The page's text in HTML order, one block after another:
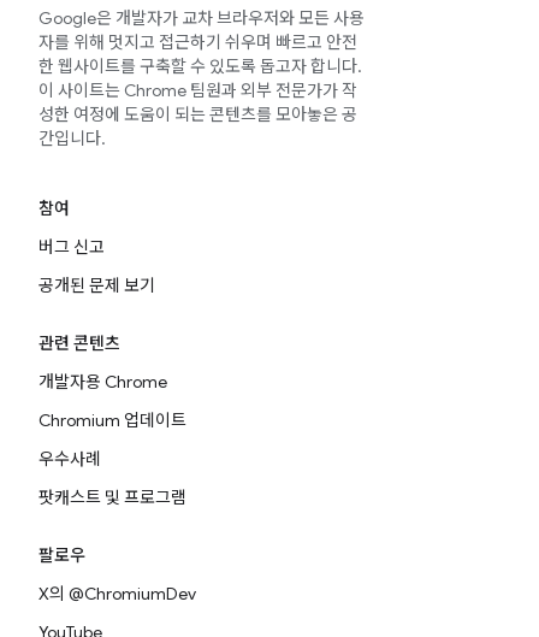
Google은 개발자가 교차 브라우저와 모든 사용
자를 위해 멋지고 접근하기 쉬우며 빠르고 안전
한 웹사이트를 구축할 수 있도록 돕고자 합니다.
이 사이트는 Chrome 팀원과 외부 전문가가 작
성한 여정에 도움이 되는 콘텐츠를 모아놓은 공
간입니다.
참여
버그 신고
공개된 문제 보기
관련 콘텐츠
개발자용 Chrome
Chromium 업데이트
우수사례
팟캐스트 및 프로그램
팔로우
X의 @ChromiumDev
YouTube